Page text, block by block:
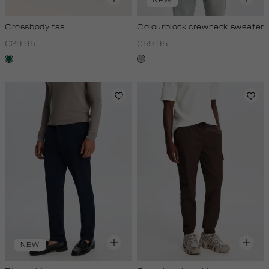
Crossbody tas
€29.95
donkergroen
Colourblock crewneck sweater
€59.95
lichtgrijs
NEW